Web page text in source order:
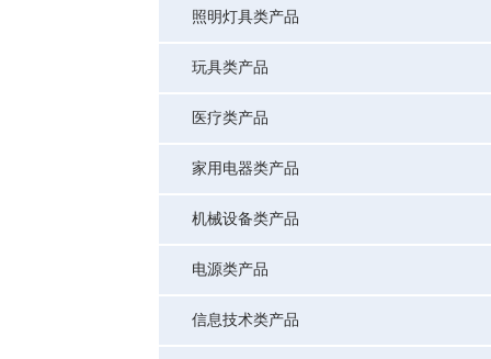
照明灯具类产品
玩具类产品
医疗类产品
家用电器类产品
机械设备类产品
电源类产品
信息技术类产品